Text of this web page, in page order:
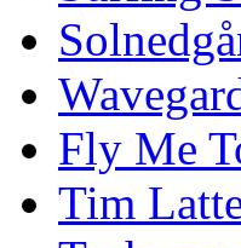
Fly Me
Tim